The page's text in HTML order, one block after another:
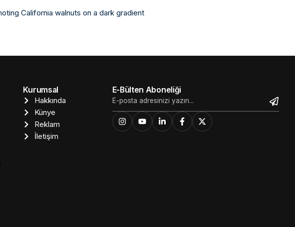
Kurumsal
Hakkında
Künye
Reklam
İletişim
E-Bülten Aboneliği